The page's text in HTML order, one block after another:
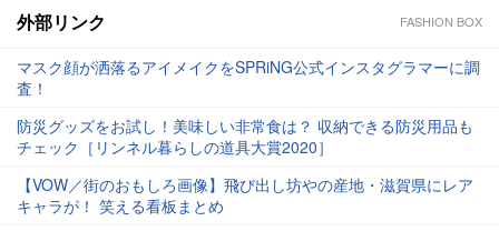
外部リンク FASHION BOX
マスク顔が洒落るアイメイクをSPRiNG公式インスタグラマーに調
査！
防災グッズをお試し！美味しい非常食は？ 収納できる防災用品も
チェック［リンネル暮らしの道具大賞2020］
【VOW／街のおもしろ画像】飛び出し坊やの産地・滋賀県にレア
キャラが！ 笑える看板まとめ